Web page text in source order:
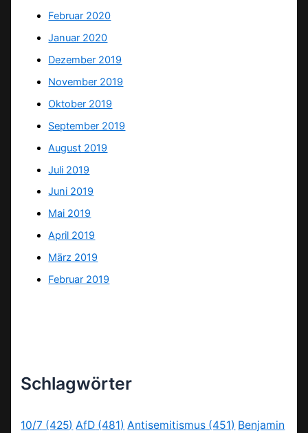
Februar 2020
Januar 2020
Dezember 2019
November 2019
Oktober 2019
September 2019
August 2019
Juli 2019
Juni 2019
Mai 2019
April 2019
März 2019
Februar 2019
Schlagwörter
10/7 (425) AfD (481) Antisemitismus (451) Benjamin